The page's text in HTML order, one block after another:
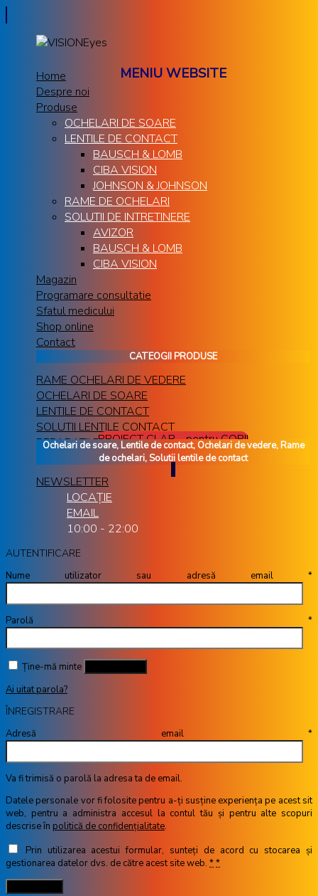
MENIU WEBSITE
Home
Despre noi
Produse
OCHELARI DE SOARE
LENTILE DE CONTACT
BAUSCH & LOMB
CIBA VISION
JOHNSON & JOHNSON
RAME DE OCHELARI
SOLUTII DE INTRETINERE
AVIZOR
BAUSCH & LOMB
CIBA VISION
Magazin
Programare consultatie
Sfatul medicului
Shop online
Contact
CATEOGII PRODUSE
RAME OCHELARI DE VEDERE
OCHELARI DE SOARE
LENTILE DE CONTACT
SOLUTII LENTILE CONTACT
REPARATII RAME OCHELARI
PROIECT CLAR - pentru COPII
Ochelari de soare, Lentile de contact, Ochelari de vedere, Rame
de ochelari, Solutii lentile de contact
NEWSLETTER
LOCAȚIE
EMAIL
10:00 - 22:00
AUTENTIFICARE
Nume utilizator sau adresă email *
Parolă *
Ține-mă minte
Ai uitat parola?
ÎNREGISTRARE
Adresă email *
Va fi trimisă o parolă la adresa ta de email.
Datele personale vor fi folosite pentru a-ți susține experiența pe acest sit
web, pentru a administra accesul la contul tău și pentru alte scopuri
descrise în politică de confidențialitate.
Prin utilizarea acestui formular, sunteți de acord cu stocarea și
gestionarea datelor dvs. de către acest site web. **